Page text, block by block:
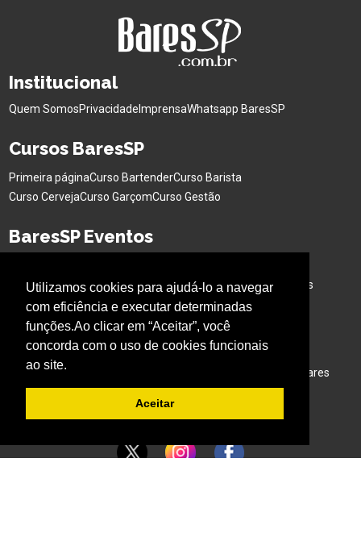
Utilizamos cookies para ajudá-lo a navegar
com eficiência e executar determinadas
funções.Ao clicar em “Aceitar”, você
concorda com o uso de cookies funcionais
ao site.
Aceitar
Institucional
Quem SomosPrivacidade ImprensaWhatsapp BaresSP
Cursos BaresSP
Primeira páginaCurso BartenderCurso Barista
Curso CervejaCurso GarçomCurso Gestão
BaresSP Eventos
Cervejas EspeciaisWorkshops InterativoBuffet para Eventos
Bar Nas AlturasCaminhão para Eventos
Nossos Projetos
Experiência Gastronômica Ativação em Bares
Acompanhe o BARESSP